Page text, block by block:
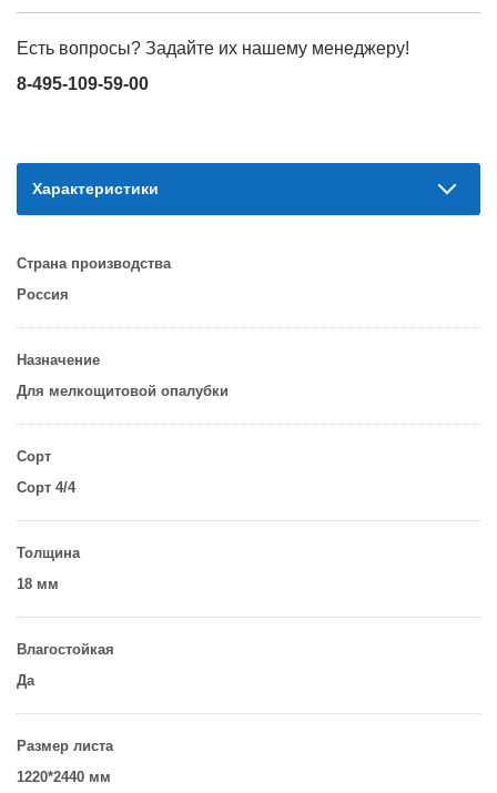
Есть вопросы? Задайте их нашему менеджеру!
8-495-109-59-00
Характеристики
Страна производства
Россия
Назначение
Для мелкощитовой опалубки
Сорт
Сорт 4/4
Толщина
18 мм
Влагостойкая
Да
Размер листа
1220*2440 мм